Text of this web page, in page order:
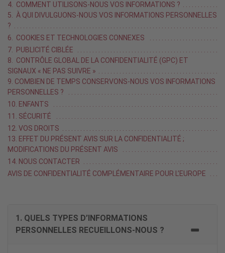
4. COMMENT UTILISONS-NOUS VOS INFORMATIONS ?
5. À QUI DIVULGUONS-NOUS VOS INFORMATIONS PERSONNELLES
?
6. COOKIES ET TECHNOLOGIES CONNEXES
7. PUBLICITÉ CIBLÉE
8. CONTRÔLE GLOBAL DE LA CONFIDENTIALITÉ (GPC) ET
SIGNAUX « NE PAS SUIVRE »
9. COMBIEN DE TEMPS CONSERVONS-NOUS VOS INFORMATIONS
PERSONNELLES ?
10. ENFANTS
11. SÉCURITÉ
12. VOS DROITS
13. EFFET DU PRÉSENT AVIS SUR LA CONFIDENTIALITÉ ;
MODIFICATIONS DU PRÉSENT AVIS
14. NOUS CONTACTER
AVIS DE CONFIDENTIALITÉ COMPLÉMENTAIRE POUR L’EUROPE
1. QUELS TYPES D’INFORMATIONS
PERSONNELLES RECUEILLONS-NOUS ?